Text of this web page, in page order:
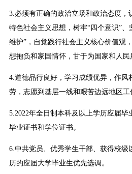
3.必须有正确的政治立场和政治态度，
特色社会主义思想，树牢“四个意识”、
维护”，自觉践行社会主义核心价值观
想抱负和家国情怀，甘于为国家和人民
4.道德品行良好，学习成绩优异，作风
劳，志愿到基层一线和艰苦边远地区工
5.2022年全日制本科及以上学历应届毕
毕业证书和学位证书。
6.中共党员、优秀学生干部、获得校级
历的应届大学毕业生优先选调。